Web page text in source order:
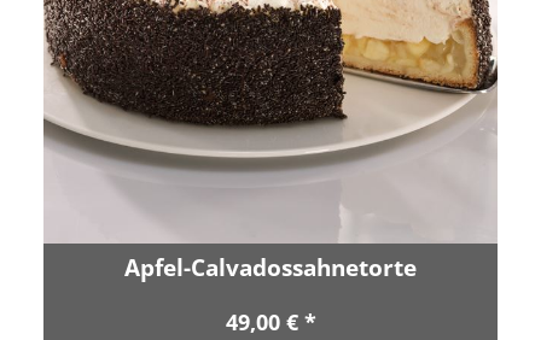
Apfel-Calvadossahnetorte
49,00 € *